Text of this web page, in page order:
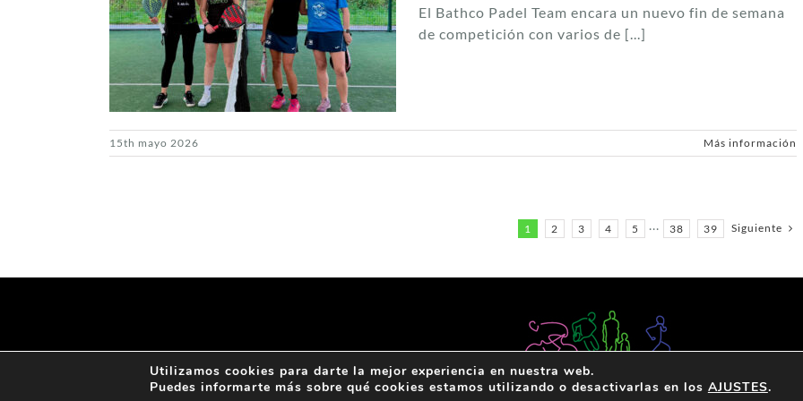
El Bathco Padel Team encara un nuevo fin de semana
de competición con varios de [...]
15th mayo 2026 Más información
1 2 3 4 5 ··· 38 39 Siguiente
Utilizamos cookies para darte la mejor experiencia en nuestra web.
Puedes informarte más sobre qué cookies estamos utilizando o desactivarlas en los AJUSTES.